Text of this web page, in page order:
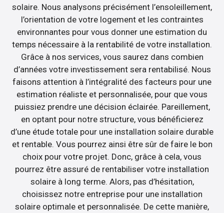
solaire. Nous analysons précisément l’ensoleillement,
l’orientation de votre logement et les contraintes
environnantes pour vous donner une estimation du
temps nécessaire à la rentabilité de votre installation.
Grâce à nos services, vous saurez dans combien
d’années votre investissement sera rentabilisé. Nous
faisons attention à l’intégralité des facteurs pour une
estimation réaliste et personnalisée, pour que vous
puissiez prendre une décision éclairée. Pareillement,
en optant pour notre structure, vous bénéficierez
d’une étude totale pour une installation solaire durable
et rentable. Vous pourrez ainsi être sûr de faire le bon
choix pour votre projet. Donc, grâce à cela, vous
pourrez être assuré de rentabiliser votre installation
solaire à long terme. Alors, pas d’hésitation,
choisissez notre entreprise pour une installation
solaire optimale et personnalisée. De cette manière,